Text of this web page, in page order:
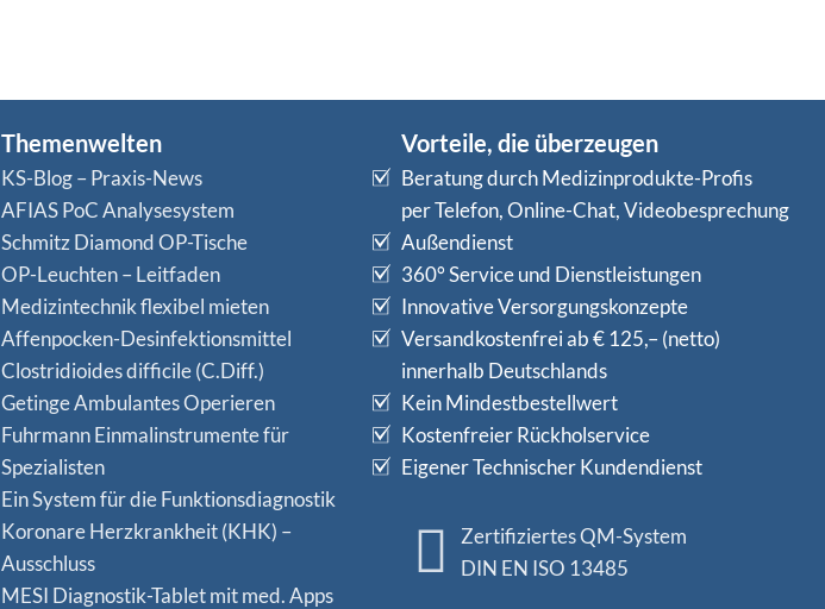
Themenwelten
KS-Blog – Praxis-News
AFIAS PoC Analysesystem
Schmitz Diamond OP-Tische
OP-Leuchten – Leitfaden
Medizintechnik flexibel mieten
Affenpocken-Desinfektionsmittel
Clostridioides difficile (C.Diff.)
Getinge Ambulantes Operieren
Fuhrmann Einmalinstrumente für
Spezialisten
Ein System für die Funktionsdiagnostik
Koro­nare Herz­krank­heit (KHK) –
Ausschluss
MESI Diagnostik-Tablet mit med. Apps
Vorteile, die überzeugen
Beratung durch Medizinprodukte-Profis
per Telefon, Online-Chat, Videobesprechung
Außendienst
360° Service und Dienstleistungen
Innovative Versorgungskonzepte
Versandkostenfrei ab € 125,– (netto)
innerhalb Deutschlands
Kein Mindestbestellwert
Kostenfreier Rückholservice
Eigener Technischer Kundendienst
Zertifiziertes QM-System
DIN EN ISO 13485